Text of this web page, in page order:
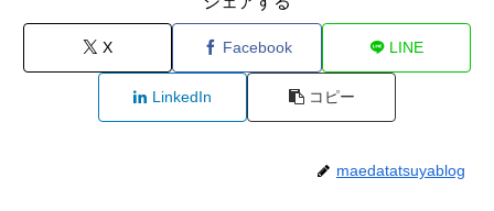
X Facebook LINE
LinkedIn コピー
maedatatsuyablog